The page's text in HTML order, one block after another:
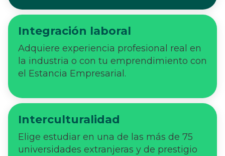
Integración laboral
Adquiere experiencia profesional real en
la industria o con tu emprendimiento con
el Estancia Empresarial.
Interculturalidad
Elige estudiar en una de las más de 75
universidades extranjeras y de prestigio